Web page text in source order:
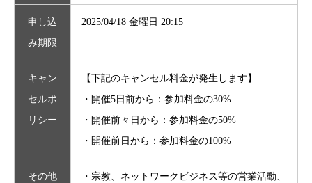
申し込
み期限
2025/04/18 金曜日 20:15
キャン
セルポ
リシー
【下記のキャンセル料金が発生します】
・開催5日前から：参加料金の30%
・開催前々日から：参加料金の50%
・開催前日から：参加料金の100%
その他
・宗教、ネットワークビジネス等の営業活動、